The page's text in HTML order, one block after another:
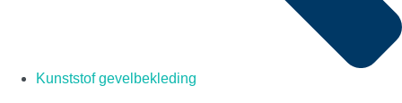
Kunststof gevelbekleding